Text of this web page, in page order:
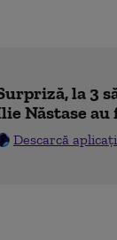
la 3
Năstase
Descarcă